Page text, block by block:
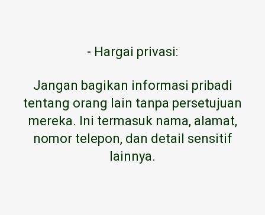
- Hargai privasi:
Jangan bagikan informasi pribadi
tentang orang lain tanpa persetujuan
mereka. Ini termasuk nama, alamat,
nomor telepon, dan detail sensitif
lainnya.